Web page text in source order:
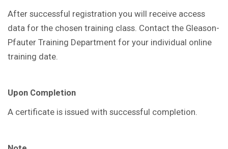
After successful registration you will receive access
data for the chosen training class. Contact the Gleason-
Pfauter Training Department for your individual online
training date.
Upon Completion
A certificate is issued with successful completion.